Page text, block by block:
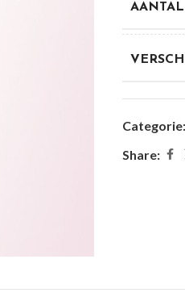
AANTAL
Categorie:
Share: